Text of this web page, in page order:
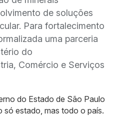
de soluções
Para fortalecimento
uma parceria
do
Comércio e Serviços
do Estado de São Paulo
só estado, mas todo o país.